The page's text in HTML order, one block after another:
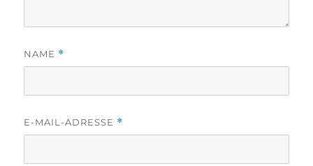
NAME *
E-MAIL-ADRESSE *